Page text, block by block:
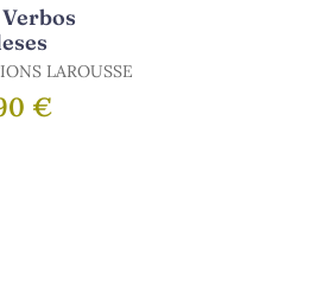
LAROUSSE
€